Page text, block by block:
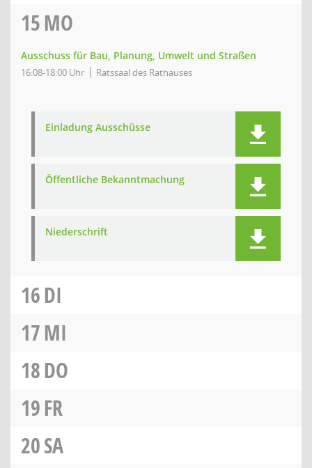
15MO
Ausschuss für Bau, Planung, Umwelt und Straßen
16:08-18:00 Uhr Ratssaal des Rathauses
Einladung Ausschüsse
Öffentliche Bekanntmachung
Niederschrift
16DI
17MI
18DO
19FR
20SA